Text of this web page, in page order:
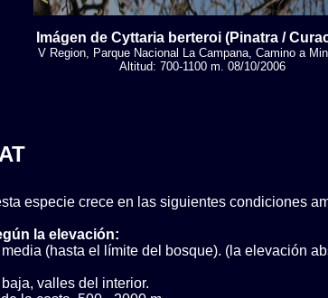
Imágen de Cyttaria berteroi (Pinatra /
V Region, Parque Nacional La Campana, Camino a
Altitud: 700-1100 m. 08/10/2006
especie crece en las siguientes condiciones
la elevación:
(hasta el límite del bosque). (la elevación
valles del interior.